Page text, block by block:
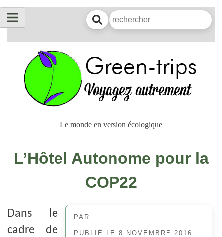
Le monde en version écologique
L’Hôtel Autonome pour la
COP22
PAR
PUBLIÉ LE 8 NOVEMBRE 2016
Dans le
cadre de